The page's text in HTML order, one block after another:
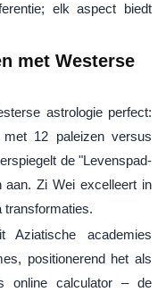
elk aspect biedt
met Westerse
astrologie perfect:
12 paleizen versus
de "Levenspad-
aan. Zi Wei excelleert in
transformaties.
Aziatische academies
positionerend het als
online calculator – de